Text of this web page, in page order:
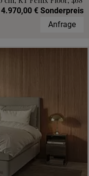
4.970,00 € Sonderpreis
Anfrage